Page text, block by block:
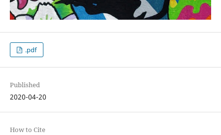
.pdf
Published
2020-04-20
How to Cite